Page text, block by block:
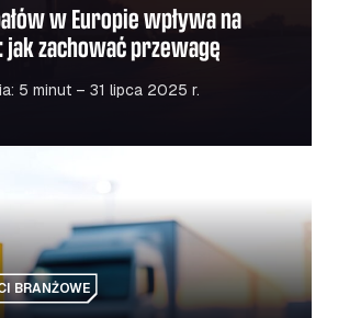
w Europie wpływa na
jak zachować przewagę
5 minut – 31 lipca 2025 r.
BRANŻOWE